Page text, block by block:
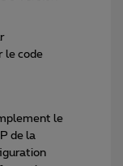
le code
le
de la